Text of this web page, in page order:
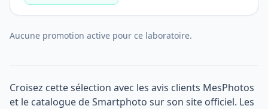
Aucune promotion active pour ce laboratoire.
Croisez cette sélection avec les avis clients MesPhotos
et le catalogue de Smartphoto sur son site officiel. Les